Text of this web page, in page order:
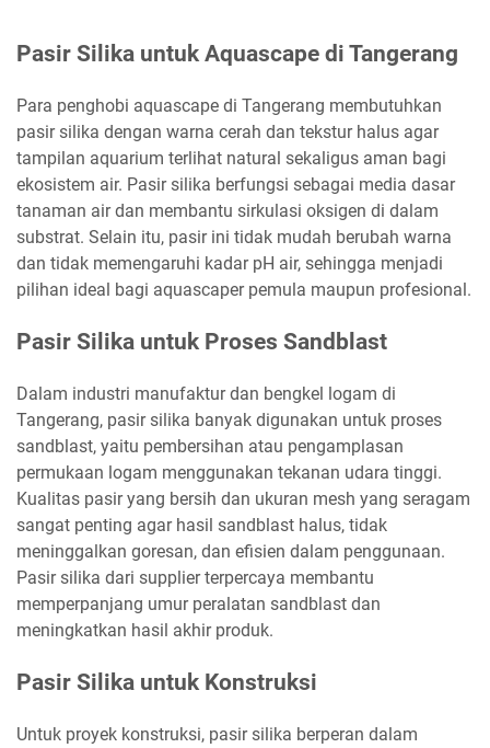
Pasir Silika untuk Aquascape di Tangerang
Para penghobi aquascape di Tangerang membutuhkan
pasir silika dengan warna cerah dan tekstur halus agar
tampilan aquarium terlihat natural sekaligus aman bagi
ekosistem air. Pasir silika berfungsi sebagai media dasar
tanaman air dan membantu sirkulasi oksigen di dalam
substrat. Selain itu, pasir ini tidak mudah berubah warna
dan tidak memengaruhi kadar pH air, sehingga menjadi
pilihan ideal bagi aquascaper pemula maupun profesional.
Pasir Silika untuk Proses Sandblast
Dalam industri manufaktur dan bengkel logam di
Tangerang, pasir silika banyak digunakan untuk proses
sandblast, yaitu pembersihan atau pengamplasan
permukaan logam menggunakan tekanan udara tinggi.
Kualitas pasir yang bersih dan ukuran mesh yang seragam
sangat penting agar hasil sandblast halus, tidak
meninggalkan goresan, dan efisien dalam penggunaan.
Pasir silika dari supplier terpercaya membantu
memperpanjang umur peralatan sandblast dan
meningkatkan hasil akhir produk.
Pasir Silika untuk Konstruksi
Untuk proyek konstruksi, pasir silika berperan dalam